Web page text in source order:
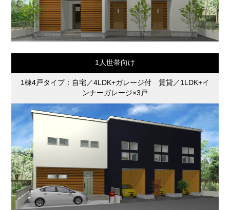
1人世帯向け
1棟4戸タイプ：自宅／4LDK+ガレージ付 賃貸／1LDK+イ
ンナーガレージ×3戸